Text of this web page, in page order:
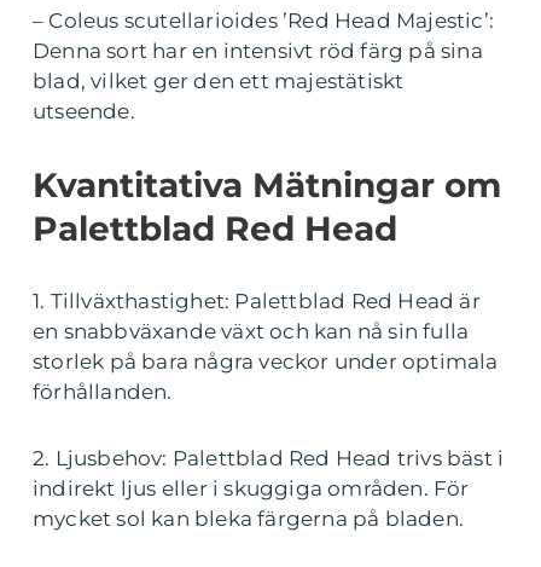
– Coleus scutellarioides ’Red Head Majestic’:
Denna sort har en intensivt röd färg på sina
blad, vilket ger den ett majestätiskt
utseende.
Kvantitativa Mätningar om
Palettblad Red Head
1. Tillväxthastighet: Palettblad Red Head är
en snabbväxande växt och kan nå sin fulla
storlek på bara några veckor under optimala
förhållanden.
2. Ljusbehov: Palettblad Red Head trivs bäst i
indirekt ljus eller i skuggiga områden. För
mycket sol kan bleka färgerna på bladen.